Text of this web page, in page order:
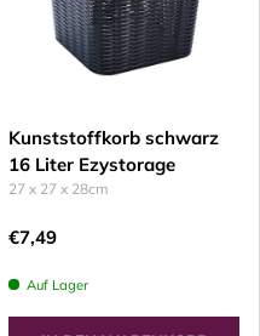
Kunststoffkorb schwarz
16 Liter Ezystorage
27 x 27 x 28cm
€7,49
Auf Lager